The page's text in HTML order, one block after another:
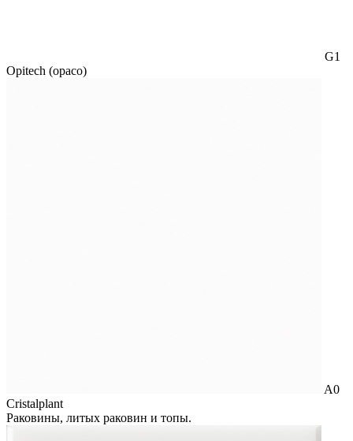
G1
Opitech (opaco)
A0
Cristalplant
Раковины, литых раковин и топы.